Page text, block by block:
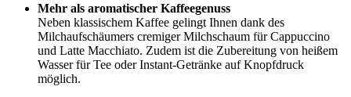
Mehr als aromatischer Kaffeegenuss
Neben klassischem Kaffee gelingt Ihnen dank des
Milchaufschäumers cremiger Milchschaum für Cappuccino
und Latte Macchiato. Zudem ist die Zubereitung von heißem
Wasser für Tee oder Instant-Getränke auf Knopfdruck
möglich.